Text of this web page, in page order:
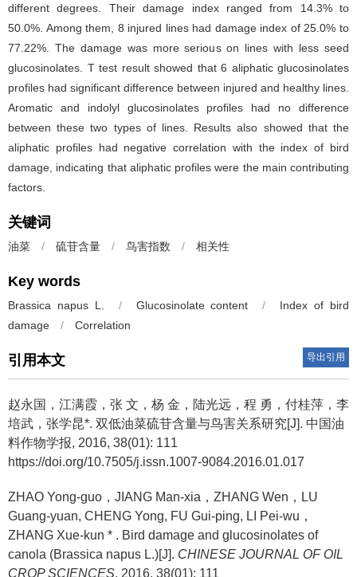
different degrees. Their damage index ranged from 14.3% to
50.0%. Among them, 8 injured lines had damage index of 25.0% to
77.22%. The damage was more serious on lines with less seed
glucosinolates. T test result showed that 6 aliphatic glucosinolates
profiles had significant difference between injured and healthy lines.
Aromatic and indolyl glucosinolates profiles had no difference
between these two types of lines. Results also showed that the
aliphatic profiles had negative correlation with the index of bird
damage, indicating that aliphatic profiles were the main contributing
factors.
关键词
油菜 / 硫苷含量 / 鸟害指数 / 相关性
Key words
Brassica napus L. / Glucosinolate content /
Index of bird
damage
/ Correlation
引用本文 导出引用
赵永国，江满霞，张 文，杨 金，陆光远，程 勇，付桂萍，李
培武，张学昆*. 双低油菜硫苷含量与鸟害关系研究[J]. 中国油
料作物学报, 2016, 38(01): 111
https://doi.org/10.7505/j.issn.1007-9084.2016.01.017
ZHAO Yong-guo，JIANG Man-xia，ZHANG Wen，LU
Guang-yuan, CHENG Yong, FU Gui-ping, LI Pei-wu，
ZHANG Xue-kun * . Bird damage and glucosinolates of
canola (Brassica napus L.)[J]. CHINESE JOURNAL OF OIL
CROP SCIENCES, 2016, 38(01): 111